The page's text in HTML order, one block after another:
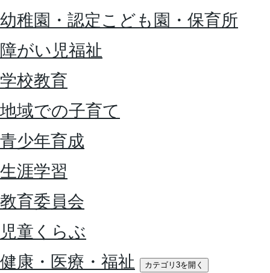
幼稚園・認定こども園・保育所
障がい児福祉
学校教育
地域での子育て
青少年育成
生涯学習
教育委員会
児童くらぶ
健康・医療・福祉
カテゴリ3を開く